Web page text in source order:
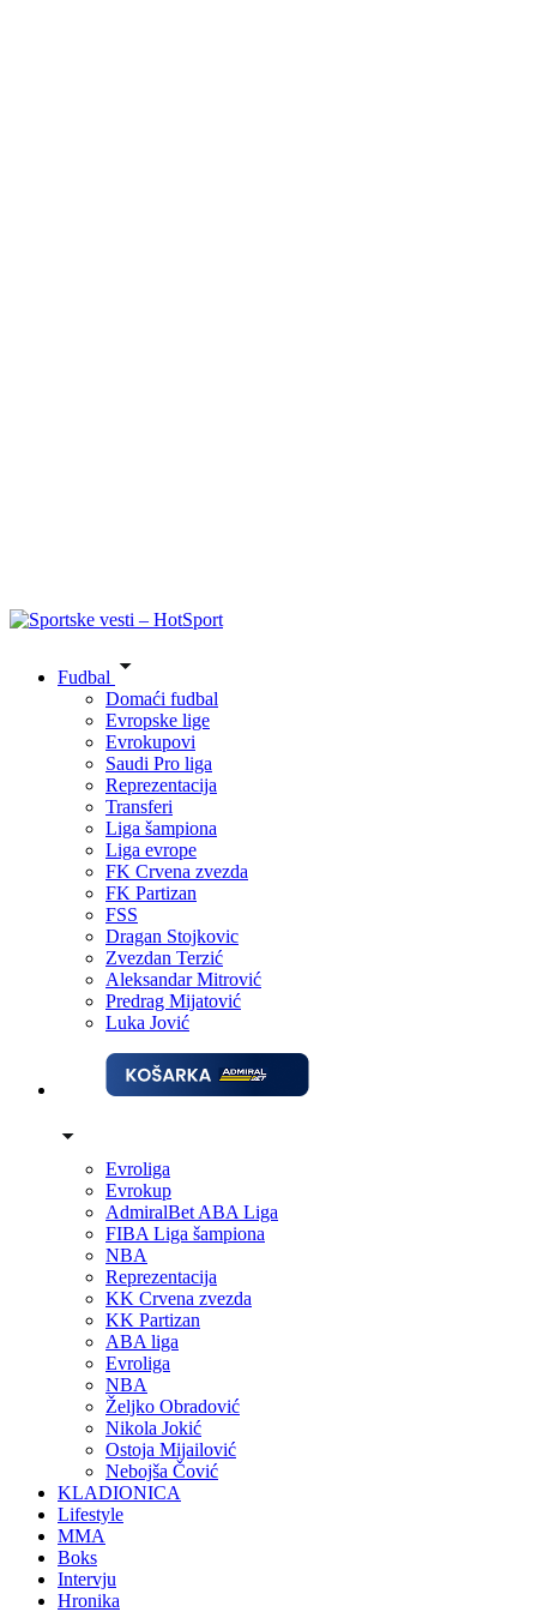
Fudbal
Domaći fudbal
Evropske lige
Evrokupovi
Saudi Pro liga
Reprezentacija
Transferi
Liga šampiona
Liga evrope
FK Crvena zvezda
FK Partizan
FSS
Dragan Stojkovic
Zvezdan Terzić
Aleksandar Mitrović
Predrag Mijatović
Luka Jović
Evroliga
Evrokup
AdmiralBet ABA Liga
FIBA Liga šampiona
NBA
Reprezentacija
KK Crvena zvezda
KK Partizan
ABA liga
Evroliga
NBA
Željko Obradović
Nikola Jokić
Ostoja Mijailović
Nebojša Čović
KLADIONICA
Lifestyle
MMA
Boks
Intervju
Hronika